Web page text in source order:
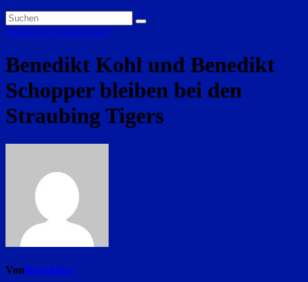
Eishockey/Inlinehockey
Benedikt Kohl und Benedikt
Schopper bleiben bei den
Straubing Tigers
VonRedaktion